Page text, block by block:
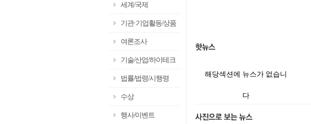
세계/국제
기관·기업활동/상품
여론조사
기술/산업/하이테크
법률/법령/시행령
수상
행사/이벤트
해당섹션에 뉴스가 없습니
다